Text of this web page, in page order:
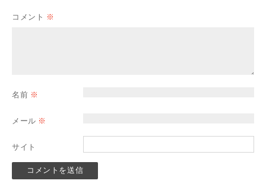
コメント ※
名前 ※
メール ※
サイト